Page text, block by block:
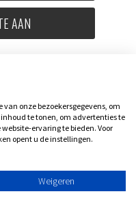
AAN
onze bezoekersgegevens, om
te tonen, om advertenties te
ervaring te bieden. Voor
opent u de instellingen.
Weigeren